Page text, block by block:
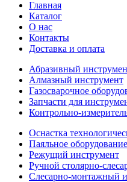
Главная
Каталог
О нас
Контакты
Доставка и оплата
Абразивный
Алмазный инструмент
Газосварочное
Запчасти для
Контрольно-
Оснастка
Паяльное оборудование
Режущий инструмент
Ручной столярно-
Слесарно-монтажный